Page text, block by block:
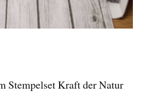
Stempelset Kraft der Natur